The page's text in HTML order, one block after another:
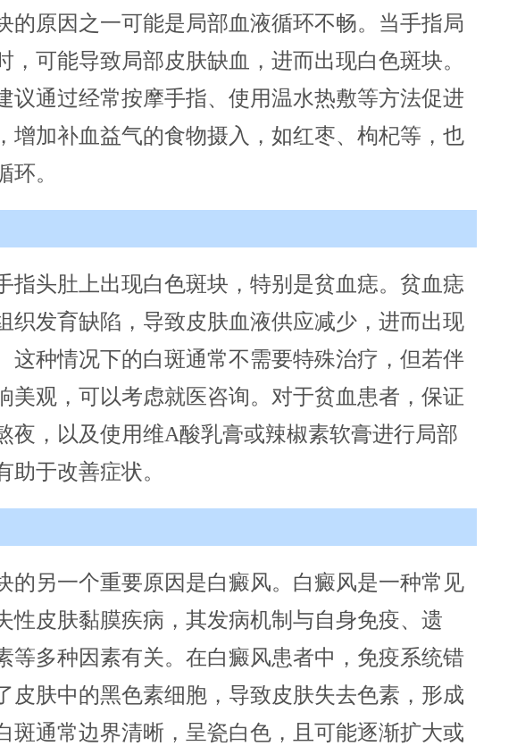
的原因之一可能是局部血液循环不畅。当手指局
，可能导致局部皮肤缺血，进而出现白色斑块。
议通过经常按摩手指、使用温水热敷等方法促进
增加补血益气的食物摄入，如红枣、枸杞等，也
环。
指头肚上出现白色斑块，特别是贫血痣。贫血痣
织发育缺陷，导致皮肤血液供应减少，进而出现
这种情况下的白斑通常不需要特殊治疗，但若伴
美观，可以考虑就医咨询。对于贫血患者，保证
夜，以及使用维A酸乳膏或辣椒素软膏进行局部
助于改善症状。
的另一个重要原因是白癜风。白癜风是一种常见
性皮肤黏膜疾病，其发病机制与自身免疫、遗
等多种因素有关。在白癜风患者中，免疫系统错
皮肤中的黑色素细胞，导致皮肤失去色素，形成
斑通常边界清晰，呈瓷白色，且可能逐渐扩大或